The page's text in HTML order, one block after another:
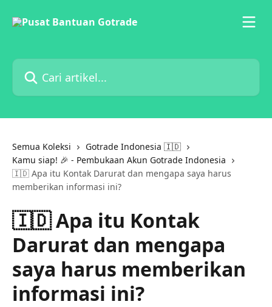
Cari artikel...
Semua Koleksi
Gotrade Indonesia 🇮🇩
Kamu siap! 🎉 - Pembukaan Akun Gotrade Indonesia
🇮🇩 Apa itu Kontak Darurat dan mengapa saya harus
memberikan informasi ini?
🇮🇩 Apa itu Kontak
Darurat dan mengapa
saya harus memberikan
informasi ini?